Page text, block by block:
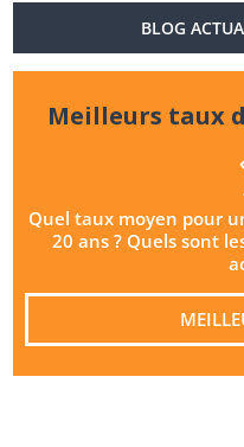
BLOG
Meilleurs taux
Quel taux moyen pour
20 ans ? Quels sont